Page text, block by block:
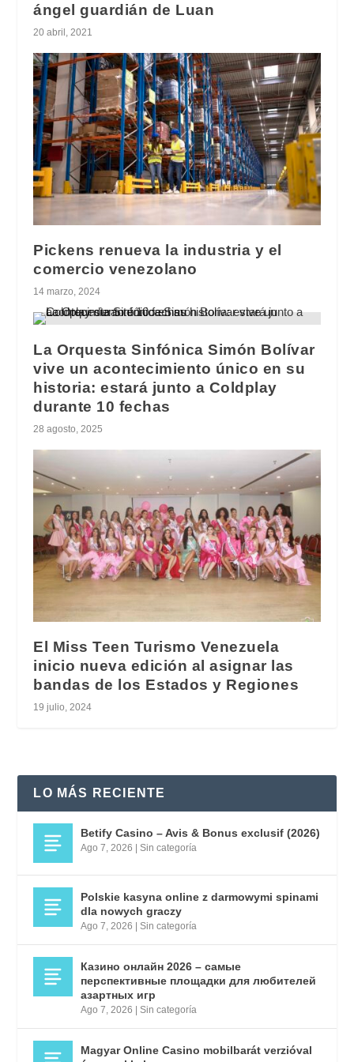
ángel guardián de Luan
20 abril, 2021
Pickens renueva la industria y el
comercio venezolano
14 marzo, 2024
La Orquesta Sinfónica Simón Bolívar
vive un acontecimiento único en su
historia: estará junto a Coldplay
durante 10 fechas
28 agosto, 2025
El Miss Teen Turismo Venezuela
inicio nueva edición al asignar las
bandas de los Estados y Regiones
19 julio, 2024
LO MÁS RECIENTE
Betify Casino – Avis & Bonus exclusif (2026)
Ago 7, 2026 |Sin categoría
Polskie kasyna online z darmowymi spinami
dla nowych graczy
Ago 7, 2026 |Sin categoría
Казино онлайн 2026 – самые
перспективные площадки для любителей
азартных игр
Ago 7, 2026 |Sin categoría
Magyar Online Casino mobilbarát verzióval